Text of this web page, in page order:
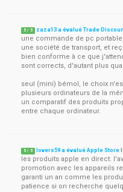
5 / 5 zaza13 a évalué Trade
une commande de pc
une société de transport, et
bien conforme à ce que
sont corrects, d'autant plus
seul (mini) bémol, le choix
plusieurs ordinateurs de la
un comparatif des produits
entre chaque ordinateur.
5 / 5 lovers59 a évalué Apple Store
les produits apple en direct.
promotion avec les appareils
garanti un an comme les
patience si on recherche